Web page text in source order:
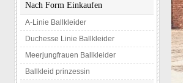
Nach Form Einkaufen
A-Linie Ballkleider
Duchesse Linie Ballkleider
Meerjungfrauen Ballkleider
Ballkleid prinzessin